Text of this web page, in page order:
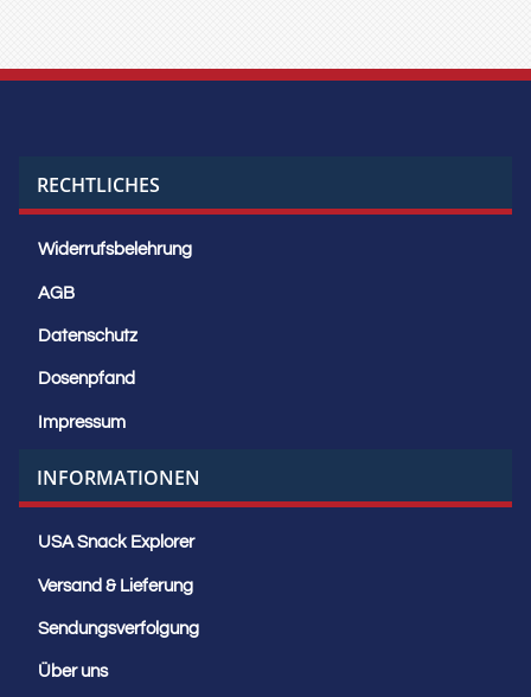
RECHTLICHES
Widerrufsbelehrung
AGB
Datenschutz
Dosenpfand
Impressum
INFORMATIONEN
USA Snack Explorer
Versand & Lieferung
Sendungsverfolgung
Über uns